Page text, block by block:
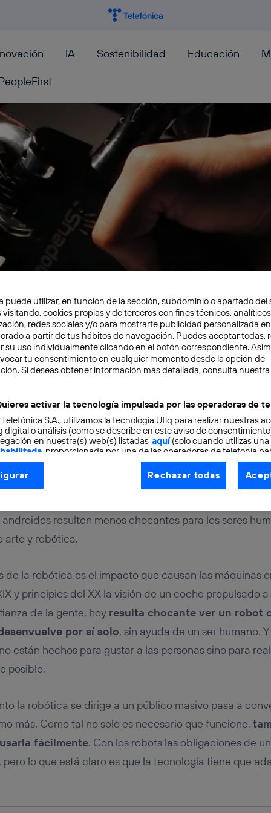
IA Sostenibilidad Educación
3 min
se combinan
más
resulten menos chocantes para los seres
arte y robótica.
de la robótica es el impacto que causan las máquinas
y principios del XX la visión de un coche propulsado
de la gente, hoy resulta chocante ver un robot
por sí solo, sin ayuda de un ser humano.
están hechos para gustar a las personas sino para
posible.
la robótica se dirige a un público masivo pasa a
más. Como tal no solo es necesario que funcione,
fácilmente. Con los robots las obligaciones de
pero lo que está claro es que la tecnología tiene que
puede utilizar, en función de la sección, subdominio o apartado del
visitando, cookies propias y de terceros con fines técnicos,
redes sociales y/o para mostrarte publicidad personalizada
a partir de tus hábitos de navegación. Puedes aceptar todas,
su uso individualmente clicando en el botón correspondiente.
tu consentimiento en cualquier momento desde la opción de
Si deseas obtener información más detallada, consulta nuestra
activar la tecnología impulsada por las operadoras de
S.A., utilizamos la tecnología Utiq para realizar nuestras
digital o análisis (como se describe en este aviso de
en nuestra(s) web(s) listadas aquí(solo cuando utilizas una
, proporcionada por una de las operadoras de telefonía
consentimiento en cada página web).
Utiq está diseñada con la privacidad como prioridad
tu dirección IP y otra información de la cuenta de cliente de
la conexión que utilizas (p. ej., número de teléfono móvil).
se asigna a la conexión de internet, por lo que cualquier
conexión de banda ancha
(p. ej., Wi-Fi), el marketing o
en función de las actividades de navegación de los miembros del
su consentimiento.
datos móviles
, el marketing será más personalizado, ya que se
en la navegación del usuario del móvil.
los consentimientos Utiq seleccionando “Administrar Utiq”
esta página web o visitando el
consulta la
Rechazar todas